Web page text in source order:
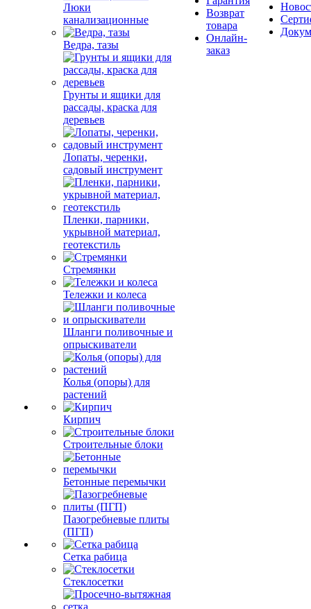
Люки
канализационные
Ведра, тазы
Грунты и ящики для
рассады, краска для
деревьев
Лопаты, черенки,
садовый инструмент
Пленки, парники,
укрывной материал,
геотекстиль
Стремянки
Тележки и колеса
Шланги поливочные и
опрыскиватели
Колья (опоры) для
растений
Кирпич
Строительные блоки
Бетонные перемычки
Пазогребневые плиты
(ПГП)
Сетка рабица
Стеклосетки
Возврат
товара
Онлайн-
заказ